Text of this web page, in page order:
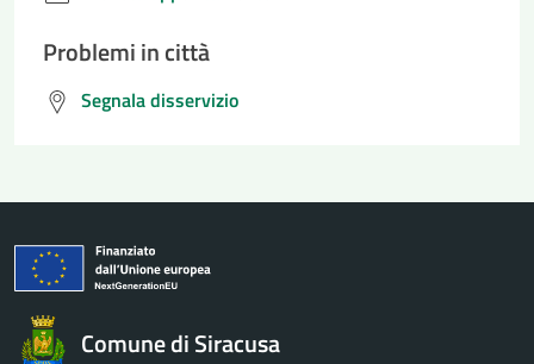
Problemi in città
Segnala disservizio
Comune di Siracusa